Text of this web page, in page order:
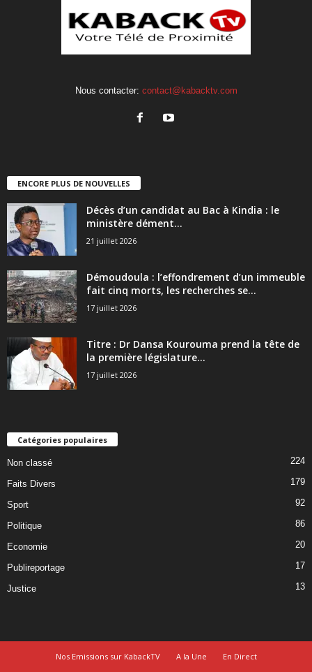
Nous contacter: contact@kabacktv.com
ENCORE PLUS DE NOUVELLES
Décès d’un candidat au Bac à Kindia : le
ministère dément...
21 juillet 2026
Démoudoula : l’effondrement d’un immeuble
fait cinq morts, les recherches se...
17 juillet 2026
Titre : Dr Dansa Kourouma prend la tête de
la première législature...
17 juillet 2026
Catégories populaires
Non classé 224
Faits Divers 179
Sport 92
Politique 86
Economie 20
Publireportage 17
Justice 13
Nos Emissions sur KabackTV A la Une En Direct